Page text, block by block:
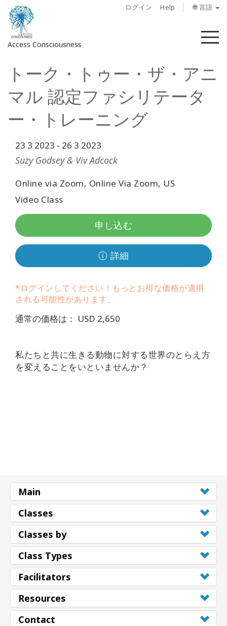
ログイン Help 🌐 言語
Access Consciousness
メ
ア
ウ
ト
サ
イ
イ
ン
概
要
Access
Bars
地
域
フ
More
絡
検
トーク・トゥー・ザ・アニ
マル 認定ファシリテータ
ー・トレーニング
23 3 2023 - 26 3 2023
Suzy Godsey & Viv Adcock
Online via Zoom, Online Via Zoom, US
Video Class
申し込む
ⓘ 詳細
*ログインしてください！もっとお得な価格が適用
される可能性があります。
通常の価格は： USD 2,650
私たちと共に生きる動物に対する世界のとらえ方
を変えることをいといませんか？
Main
Classes
Classes by
Class Types
Facilitators
Resources
Contact